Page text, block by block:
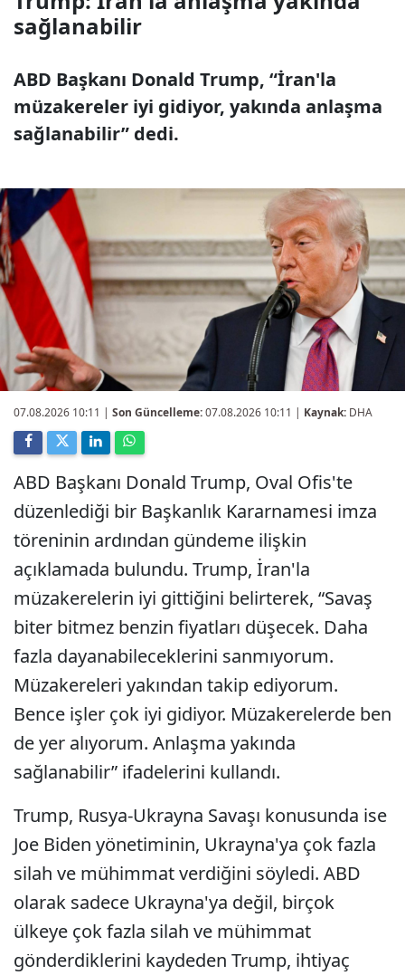
sağlanabilir
ABD Başkanı Donald Trump, “İran'la
müzakereler iyi gidiyor, yakında anlaşma
sağlanabilir” dedi.
07.08.2026 10:11 | Son Güncelleme:07.08.2026 10:11 | Kaynak: DHA
ABD Başkanı Donald Trump, Oval Ofis'te
düzenlediği bir Başkanlık Kararnamesi imza
töreninin ardından gündeme ilişkin
açıklamada bulundu. Trump, İran'la
müzakerelerin iyi gittiğini belirterek, “Savaş
biter bitmez benzin fiyatları düşecek. Daha
fazla dayanabileceklerini sanmıyorum.
Müzakereleri yakından takip ediyorum.
Bence işler çok iyi gidiyor. Müzakerelerde ben
de yer alıyorum. Anlaşma yakında
sağlanabilir” ifadelerini kullandı.
Trump, Rusya-Ukrayna Savaşı konusunda ise
Joe Biden yönetiminin, Ukrayna'ya çok fazla
silah ve mühimmat verdiğini söyledi. ABD
olarak sadece Ukrayna'ya değil, birçok
ülkeye çok fazla silah ve mühimmat
gönderdiklerini kaydeden Trump, ihtiyaç